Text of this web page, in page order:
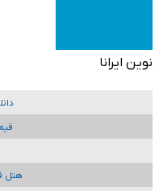
نوین ایرانا
هتل